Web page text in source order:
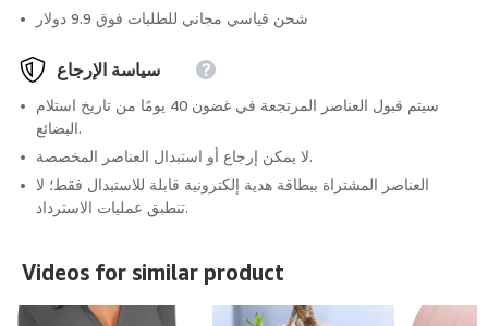
شحن قياسي مجاني للطلبات فوق 9.9 دولار
سياسة الإرجاع
سيتم قبول العناصر المرتجعة في غضون 40 يومًا من تاريخ استلام
البضائع.
لا يمكن إرجاع أو استبدال العناصر المخصصة.
العناصر المشتراة ببطاقة هدية إلكترونية قابلة للاستبدال فقط؛ لا
تنطبق عمليات الاسترداد.
Videos for similar product